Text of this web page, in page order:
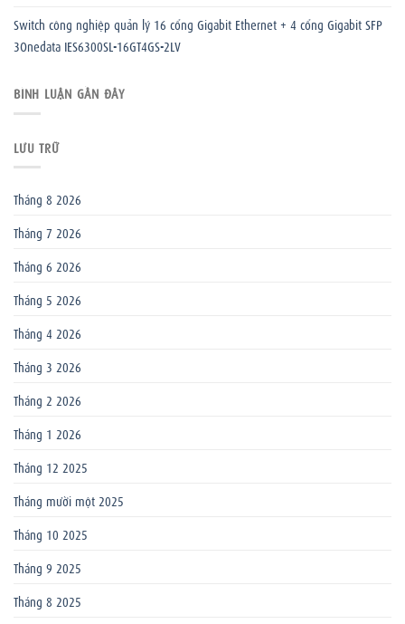
Switch công nghiệp quản lý 16 cổng Gigabit Ethernet + 4 cổng Gigabit SFP
3Onedata IES6300SL-16GT4GS-2LV
BÌNH LUẬN GẦN ĐÂY
LƯU TRỮ
Tháng 8 2026
Tháng 7 2026
Tháng 6 2026
Tháng 5 2026
Tháng 4 2026
Tháng 3 2026
Tháng 2 2026
Tháng 1 2026
Tháng 12 2025
Tháng mười một 2025
Tháng 10 2025
Tháng 9 2025
Tháng 8 2025